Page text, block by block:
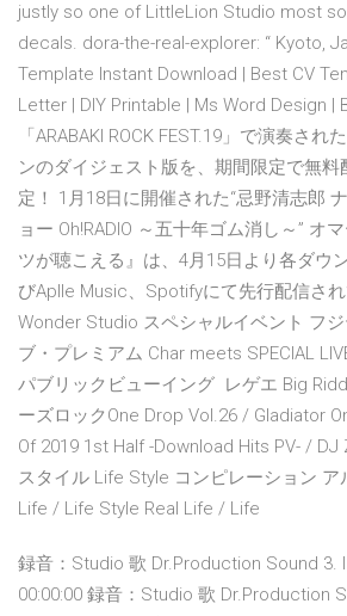
justly so one of LittleLion Studio most
decals. dora-the-real-explorer: “ Kyoto,
Template Instant Download | Best CV
Letter | DIY Printable | Ms Word Design |
「ARABAKI ROCK FEST.19」で演奏され
ンのダイジェスト版を、期間限定で無
定！ 1月18日に開催された“忌野清志郎
ョー Oh!RADIO ～五十年ゴム消し～” オ
ツが聴こえる』は、4月15日より各ダウ
びAplle Music、Spotifyにて先行配信さ
Wonder Studio スペシャルイベント フジ
ブ・プレミアム Char meets SPECIAL
パブリックビューイング レゲエ Big
ーズロックOne Drop Vol.26 / Gladiator
Of 2019 1st Half -Download Hits PV- / DJ
スタイル Life Style コンピレーション ア
Life / Life Style Real Life / Life
録音：Studio 歌 Dr.Production Sound 3.
00:00:00 録音：Studio 歌 Dr.Production